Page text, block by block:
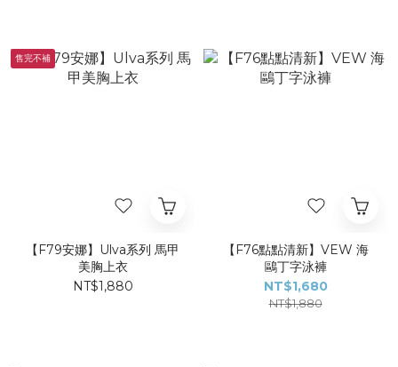
售完不補
【F79安娜】Ulva系列 馬甲
美胸上衣
NT$1,880
【F76點點清新】VEW 海
鷗丁字泳褲
NT$1,680
NT$1,880